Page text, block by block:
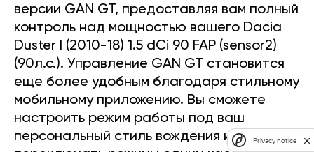
версии GAN GT, предоставляя вам полный
контроль над мощностью вашего Dacia
Duster I (2010-18) 1.5 dCi 90 FAP (sensor2)
(90л.с.). Управление GAN GT становится
еще более удобным благодаря стильному
мобильному приложению. Вы сможете
настроить режим работы под ваш
персональный стиль вождения и легкоPrivacy notice